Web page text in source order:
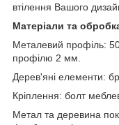
втілення Вашого
Матеріали та
Металевий профіль:
профілю 2 мм.
Дерев'яні елементи:
Кріплення: болт
Метал та деревина